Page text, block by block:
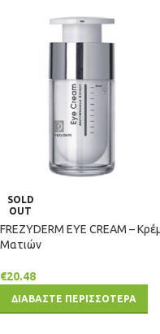
SOLD
OUT
FREZYDERM EYE CREAM –
Ματιών
€20.48
ΔΙΑΒΑΣΤΕ ΠΕΡΙΣΣΟΤΕΡΑ